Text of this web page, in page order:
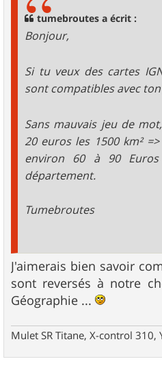
tumebroutes a écrit :
Bonjour,
Si tu veux des cartes
sont compatibles avec
Sans mauvais jeu de mot,
20 euros les 1500 km²
environ 60 à 90
département.
Tumebroutes
J'aimerais bien savoir
sont reversés à notre
Géographie ...
Mulet SR Titane, X-control 310,